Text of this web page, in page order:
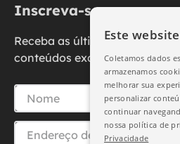
Inscreva-se na nossa
Receba as últimas novidades,
conteúdos exclusivos
Este
Coletamos dados
armazenamos
melhorar sua
personalizar
continuar
nossa política de
Privacidade